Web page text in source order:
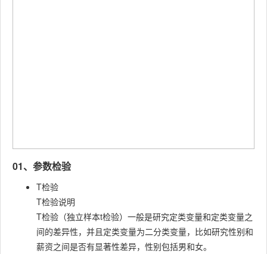
01、参数检验
T检验
T检验说明
T检验（独立样本t检验）一般是研究定类变量和定类变量之
间的差异性，并且定类变量为二分类变量，比如研究性别和
薪资之间是否有显著性差异，性别包括男和女。